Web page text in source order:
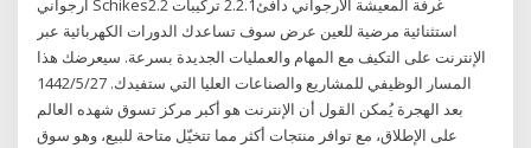
أرجواني Schikes2.2 غرفة المعيشة الأرجواني دافئ2.2.1 تركيبات
استثنائية مرضية للعين عرض سوف تساعدك الدورات الكهربائية عبر
الإنترنت على التكيف مع المهام والعمليات الجديدة بسرعة. سيعرضك هذا
المسار الوظيفي للمشاريع والصناعات العليا التي ستفيدك. 27‏‏/5‏‏/1442
بعد الهجرة يُمكن القول أن الإنترنت هو أكبر مركز تسوق شهده العالم
على الإطلاق، مع توافر منتجات أكثر مما تتخيّل متاحة للبيع، وهو سوق